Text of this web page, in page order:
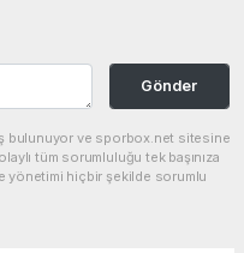
Gönder
bulunuyor ve sporbox.net sitesine
tüm sorumluluğu tek başınıza
yönetimi hiçbir şekilde sorumlu